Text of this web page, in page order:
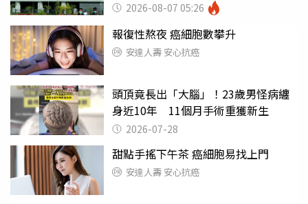
2026-08-07 05:26
報復性熬夜 癌細胞數攀升
安達人壽 安心抗癌
頭頂竟長出「大腦」！23歲男怪病纏
身近10年 11個月手術重獲新生
2026-07-28
甜點手搖下午茶 癌細胞易找上門
安達人壽 安心抗癌